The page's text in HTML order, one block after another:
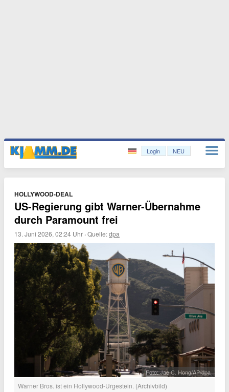
Login NEU
HOLLYWOOD-DEAL
US-Regierung gibt Warner-Übernahme
durch Paramount frei
13. Juni 2026, 02:24 Uhr ·Quelle:dpa
Foto: Jae C. Hong/AP/dpa
Warner Bros. ist ein Hollywood-Urgestein. (Archivbild)